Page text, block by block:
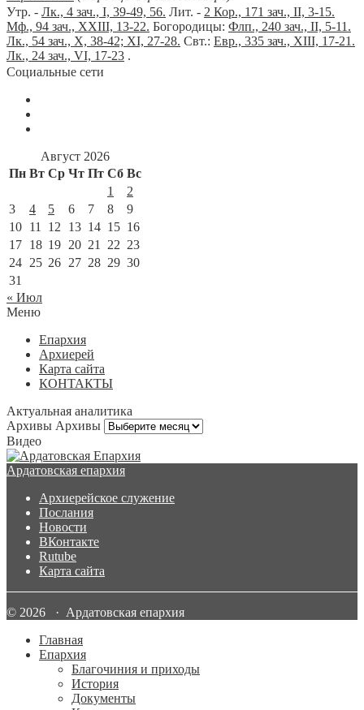
Утр. - Лк., 4 зач., I, 39-49, 56. Лит. - 2 Кор., 171 зач., II, 3-15.
Мф., 94 зач., XXIII, 13-22. Богородицы: Флп., 240 зач., II, 5-11.
Лк., 54 зач., X, 38-42; XI, 27-28. Свт.: Евр., 335 зач., XIII, 17-21.
Лк., 24 зач., VI, 17-23 .
Социальные сети
Август 2026
Пн Вт Ср Чт Пт Сб Вс
1
2
3
4 5 6 7 8
9
10 11 12 13 14 15 16
17 18 19 20 21 22 23
24 25 26 27 28 29 30
31
« Июл
Меню
Епархия
Архиерей
Карта сайта
КОНТАКТЫ
Актуальная аналитика
Архивы Архивы
Видео
Ардатовская епархия
Архиерейское служение
Послания
Новости
ВКонтакте
Rutube
Карта сайта
© 2026 · Ардатовская епархия
Главная
Епархия
Благочиния и приходы
История
Документы